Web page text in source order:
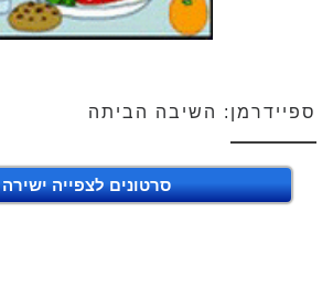
ספיידרמן: השיבה הביתה
סרטונים לצפייה ישירה